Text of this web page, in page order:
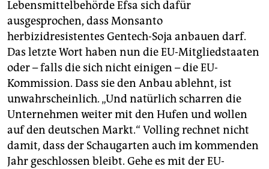
Lebensmittelbehörde Efsa sich dafür
ausgesprochen, dass Monsanto
herbizidresistentes Gentech-Soja anbauen darf.
Das letzte Wort haben nun die EU-Mitgliedstaaten
oder – falls die sich nicht einigen – die EU-
Kommission. Dass sie den Anbau ablehnt, ist
unwahrscheinlich. „Und natürlich scharren die
Unternehmen weiter mit den Hufen und wollen
auf den deutschen Markt.“ Volling rechnet nicht
damit, dass der Schaugarten auch im kommenden
Jahr geschlossen bleibt. Gehe es mit der EU-